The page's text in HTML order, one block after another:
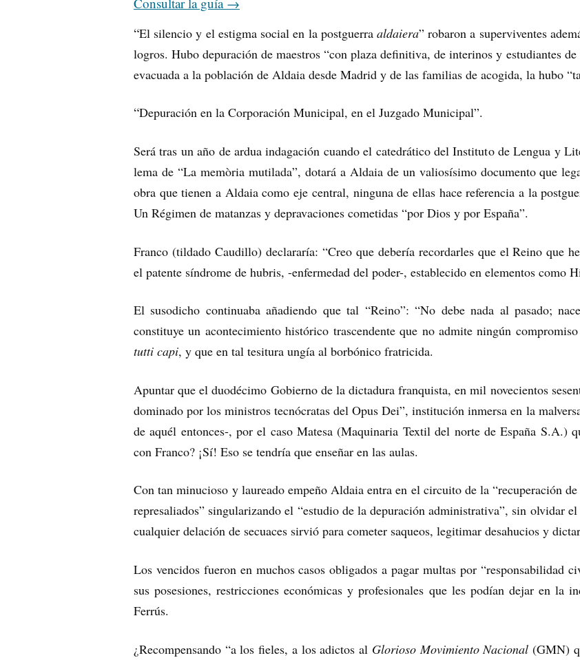
“El silencio y el estigma social en la postguerra aldaiera” robaron a superviventes
logros. Hubo depuración de maestros “con plaza definitiva, de interinos y estudiantes
evacuada a la población de Aldaia desde Madrid y de las familias de acogida, la hubo
“Depuración en la Corporación Municipal, en el Juzgado Municipal”.
Será tras un año de ardua indagación cuando el catedrático del Instituto de Lengua y
lema de “La memòria mutilada”, dotará a Aldaia de un valiosísimo documento que
obra que tienen a Aldaia como eje central, ninguna de ellas hace referencia a la
Un Régimen de matanzas y depravaciones cometidas “por Dios y por España”.
Franco (tildado Caudillo) declararía: “Creo que debería recordarles que el Reino que
el patente síndrome de hubris, -enfermedad del poder-, establecido en elementos como
El susodicho continuaba añadiendo que tal “Reino”: “No debe nada al pasado;
constituye un acontecimiento histórico trascendente que no admite ningún
tutti capi, y que en tal tesitura ungía al borbónico fratricida.
Apuntar que el duodécimo Gobierno de la dictadura franquista, en mil novecientos
dominado por los ministros tecnócratas del Opus Dei”, institución inmersa en la
de aquél entonces-, por el caso Matesa (Maquinaria Textil del norte de España S.A.)
con Franco? ¡Sí! Eso se tendría que enseñar en las aulas.
Con tan minucioso y laureado empeño Aldaia entra en el circuito de la “recuperación
represaliados” singularizando el “estudio de la depuración administrativa”, sin olvidar
cualquier delación de secuaces sirvió para cometer saqueos, legitimar desahucios y
Los vencidos fueron en muchos casos obligados a pagar multas por “responsabilidad
sus posesiones, restricciones económicas y profesionales que les podían dejar en
Ferrús.
¿Recompensando “a los fieles, a los adictos al Glorioso Movimiento Nacional (GMN)